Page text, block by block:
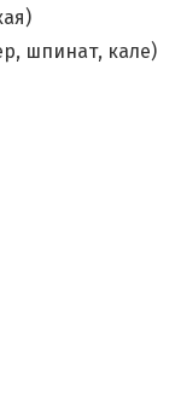
шпинат, кале)